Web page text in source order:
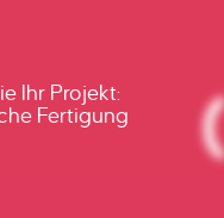
Ihr Projekt:
Fertigung